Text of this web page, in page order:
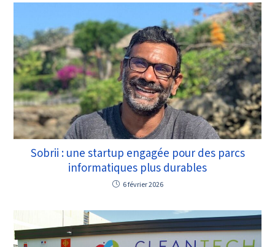
Sobrii : une startup engagée pour des parcs
informatiques plus durables
6 février 2026